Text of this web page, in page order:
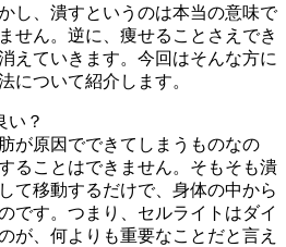
し、潰すというのは本当の意味で
せん。逆に、痩せることさえでき
えていきます。今回はそんな方に
について紹介します。
い？
が原因でできてしまうものなの
ることはできません。そもそも潰
て移動するだけで、身体の中から
です。つまり、セルライトはダイ
が、何よりも重要なことだと言え